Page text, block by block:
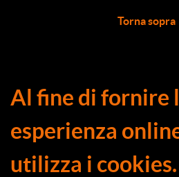
Torna sopra
Al fine di fornire
esperienza
utilizza i cookies.